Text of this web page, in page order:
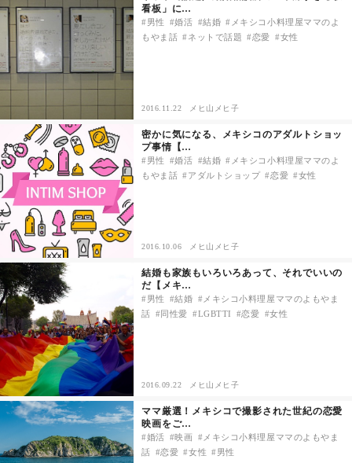
仕事とキャリア
占い・診断
ファッション・美容
グルメ
趣味・旅行
セックスライフ
不倫・だめ男
感動
心の処方箋
カルチャー・トレンド・芸能
看板」に…
男性 婚活 結婚
メキシコ小料理屋ママのよ
もやま話
ネットで話題 恋愛 女性
2016.11.22 メヒ山メヒ子
密かに気になる、メキシコのアダルトショッ
プ事情【…
男性 婚活 結婚
メキシコ小料理屋ママのよ
もやま話
アダルトショップ 恋愛 女性
2016.10.06 メヒ山メヒ子
結婚も家族もいろいろあって、それでいいの
だ【メキ…
男性 結婚
メキシコ小料理屋ママのよもやま
話
同性愛 LGBTTI 恋愛 女性
2016.09.22 メヒ山メヒ子
ママ厳選！メキシコで撮影された世紀の恋愛
映画をご…
婚活 映画
メキシコ小料理屋ママのよもやま
話
恋愛 女性 男性